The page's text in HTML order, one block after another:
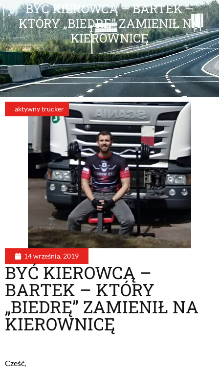
BYĆ KIEROWCĄ – BARTEK –
KTÓRY „BIEDRĘ” ZAMIENIŁ NA
KIEROWNICĘ
aktywny trucker
14 września, 2019
BYĆ KIEROWCĄ –
BARTEK – KTÓRY
„BIEDRĘ” ZAMIENIŁ NA
KIEROWNICĘ
Cześć,